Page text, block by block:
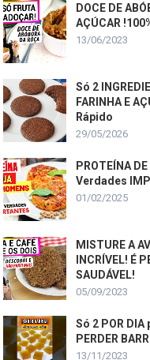
DOCE DE
AÇÚCAR
13/06/2023
Só 2
FARINHA E
Rápido
29/05/2026
PROTEÍNA
Verdades
01/02/2025
MISTURE A
INCRÍVEL! É
SAUDÁVEL!
05/09/2023
Só 2 POR DIA
PERDER
13/11/2023